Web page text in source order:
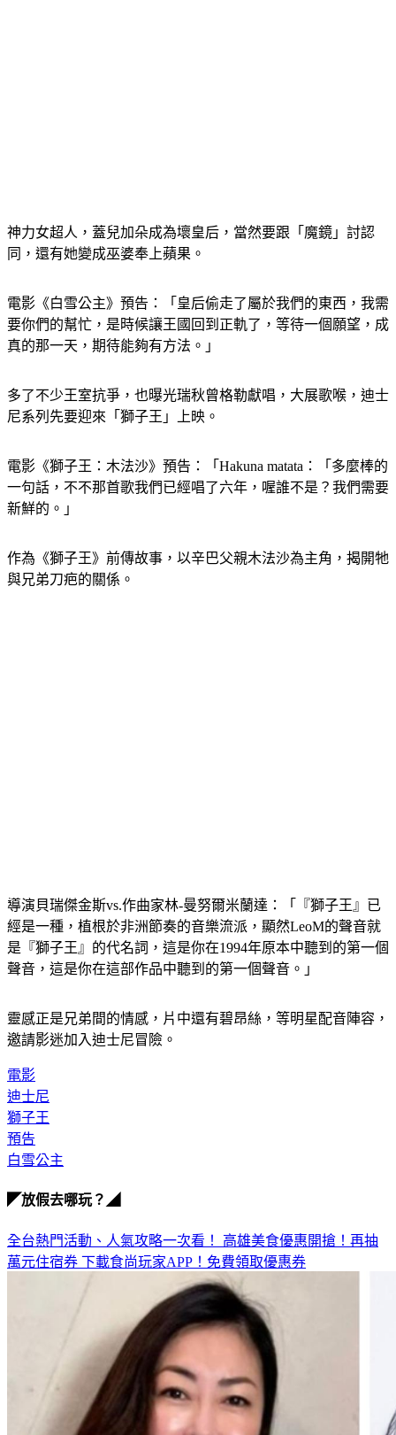
神力女超人，蓋兒加朵成為壞皇后，當然要跟「魔鏡」討認
同，還有她變成巫婆奉上蘋果。
電影《白雪公主》預告：「皇后偷走了屬於我們的東西，我需
要你們的幫忙，是時候讓王國回到正軌了，等待一個願望，成
真的那一天，期待能夠有方法。」
多了不少王室抗爭，也曝光瑞秋曾格勒獻唱，大展歌喉，迪士
尼系列先要迎來「獅子王」上映。
電影《獅子王：木法沙》預告：「Hakuna matata：「多麼棒的
一句話，不不那首歌我們已經唱了六年，喔誰不是？我們需要
新鮮的。」
作為《獅子王》前傳故事，以辛巴父親木法沙為主角，揭開牠
與兄弟刀疤的關係。
導演貝瑞傑金斯vs.作曲家林-曼努爾米蘭達：「『獅子王』已
經是一種，植根於非洲節奏的音樂流派，顯然LeoM的聲音就
是『獅子王』的代名詞，這是你在1994年原本中聽到的第一個
聲音，這是你在這部作品中聽到的第一個聲音。」
靈感正是兄弟間的情感，片中還有碧昂絲，等明星配音陣容，
邀請影迷加入迪士尼冒險。
電影
迪士尼
獅子王
預告
白雪公主
◤放假去哪玩？◢
全台熱門活動、人氣攻略一次看！ 高雄美食優惠開搶！再抽
萬元住宿券 下載食尚玩家APP！免費領取優惠券